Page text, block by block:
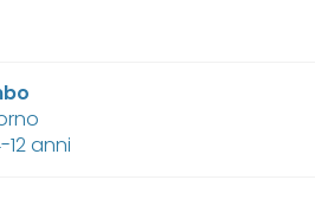
12 anni